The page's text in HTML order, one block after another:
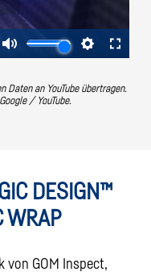
Daten an YouTube übertragen.
/ YouTube.
DESIGN™
WRAP
von GOM Inspect,